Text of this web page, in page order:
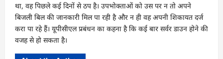
था, वह पिछले कई दिनों से ठप है। उपभोक्ताओं को उस पर न तो अपने
बिजली बिल की जानकारी मिल पा रही है और न ही वह अपनी शिकायत दर्ज
करा पा रहे हैं। यूपीसीएल प्रबंधन का कहना है कि कई बार सर्वर डाउन होने की
वजह से हो सकता है।